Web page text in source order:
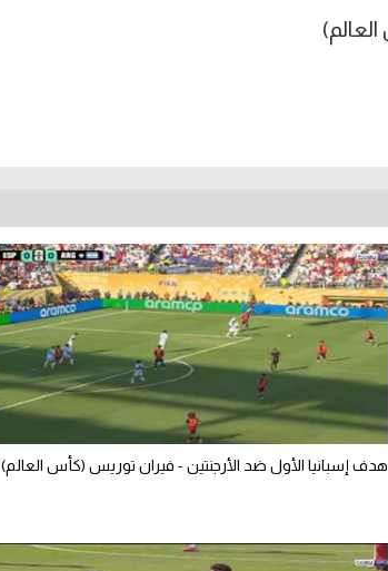
هدف إسبانيا الأول ضد الأرجنتين - فيران توريس (كأس العالم)